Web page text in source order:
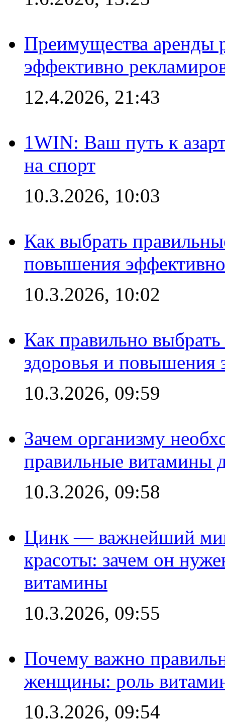
Преимущества аренды
эффективно
12.4.2026, 21:43
1WIN: Ваш путь к
на спорт
10.3.2026, 10:03
Как выбрать
повышения
10.3.2026, 10:02
Как правильно
здоровья и повышения
10.3.2026, 09:59
Зачем организму
правильные витамины
10.3.2026, 09:58
Цинк — важнейший
красоты: зачем он
витамины
10.3.2026, 09:55
Почему важно
женщины: роль
10.3.2026, 09:54